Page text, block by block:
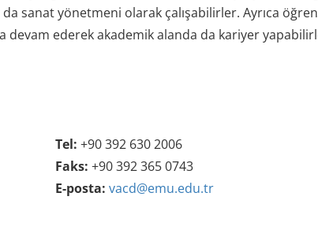
sanat yönetmeni olarak çalışabilirler. Ayrıca
devam ederek akademik alanda da kariyer
Tel: +90 392 630 2006
Faks: +90 392 365 0743
E-posta: vacd@emu.edu.tr